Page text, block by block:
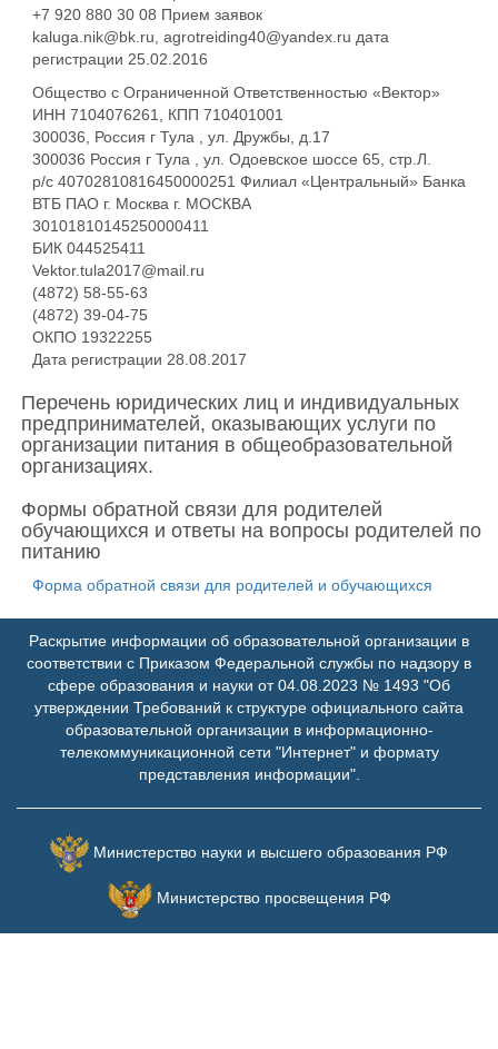
+7 920 880 30 08 Прием заявок
kaluga.nik@bk.ru, agrotreiding40@yandex.ru дата
регистрации 25.02.2016
Общество с Ограниченной Ответственностью «Вектор»
ИНН 7104076261, КПП 710401001
300036, Россия г Тула , ул. Дружбы, д.17
300036 Россия г Тула , ул. Одоевское шоссе 65, стр.Л.
р/с 40702810816450000251 Филиал «Центральный» Банка
ВТБ ПАО г. Москва г. МОСКВА
30101810145250000411
БИК 044525411
Vektor.tula2017@mail.ru
(4872) 58-55-63
(4872) 39-04-75
ОКПО 19322255
Дата регистрации 28.08.2017
Перечень юридических лиц и индивидуальных
предпринимателей, оказывающих услуги по
организации питания в общеобразовательной
организациях.
Формы обратной связи для родителей
обучающихся и ответы на вопросы родителей по
питанию
Форма обратной связи для родителей и обучающихся
Раскрытие информации об образовательной организации в
соответствии с Приказом Федеральной службы по надзору в
сфере образования и науки от 04.08.2023 № 1493 "Об
утверждении Требований к структуре официального сайта
образовательной организации в информационно-
телекоммуникационной сети "Интернет" и формату
представления информации".
Министерство науки и высшего образования РФ
Министерство просвещения РФ